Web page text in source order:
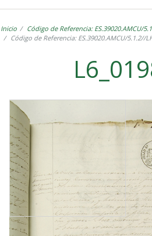
Inicio
Código de Referencia: ES.39020.AMCU/
Código de Referencia: ES.39020.AMCU/5.1.2//